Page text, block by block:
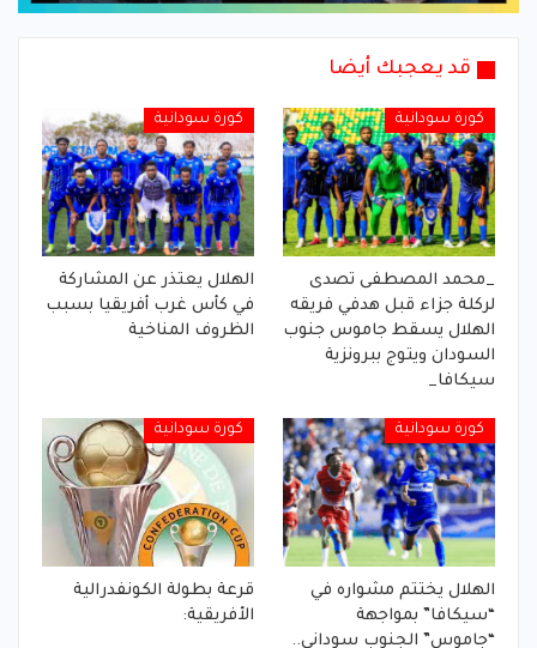
قد يعجبك أيضا
كورة سودانية
_محمد المصطفى تصدى
لركلة جزاء قبل هدفي فريقه
الهلال يسقط جاموس جنوب
السودان ويتوج ببرونزية
سيكافا_
كورة سودانية
الهلال يعتذر عن المشاركة
في كأس غرب أفريقيا بسبب
الظروف المناخية
كورة سودانية
الهلال يختتم مشواره في
“سيكافا” بمواجهة
“جاموس” الجنوب سوداني..
كورة سودانية
قرعة بطولة الكونفدرالية
الأفريقية: